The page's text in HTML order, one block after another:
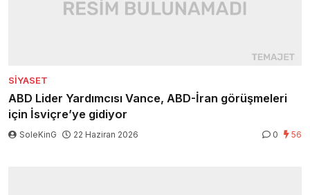
SIYASET
ABD Lider Yardımcısı Vance, ABD-İran görüşmeleri
için İsviçre’ye gidiyor
SoleKinG 22 Haziran 2026 0 56